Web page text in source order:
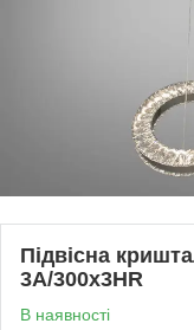
Підвісна
3A/300x3HR
В наявності